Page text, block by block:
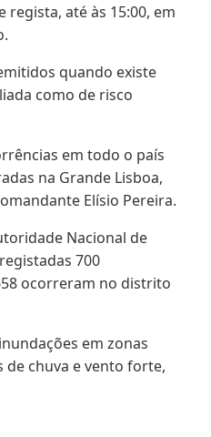
regista, até às 15:00, em
quando existe
como de risco
em todo o país
na Grande Lisboa,
Elísio Pereira.
Nacional de
700
ocorreram no distrito
em zonas
de chuva e vento forte,